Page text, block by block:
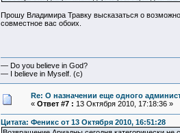
Прошу Владимира Травку высказаться о
совместное вас обоих.
— Do you believe in God?
— I believe in Myself. (c)
Re: О назначении еще одного
« Ответ #7 : 13 Октября 2010, 17:18:36 »
Цитата: Феникс от 13 Октября 2010, 16:51:28